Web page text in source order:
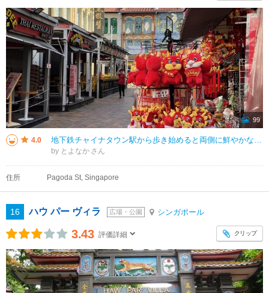
99
4.0 地下鉄チャイナタウン駅から歩き始めると両側に鮮やかなお店が並び路上まで商品が並べられていました。 パゴダストリートとテンプルストリートとスミスストリートを横に結ぶ通りであるトレンガヌストリートは道幅が少し狭くて落ち着いて
by とよなか
住所 Pagoda St, Singapore
16 ハウ パー ヴィラ 広場・公園 シンガポール
3.43 評価詳細 クリップ